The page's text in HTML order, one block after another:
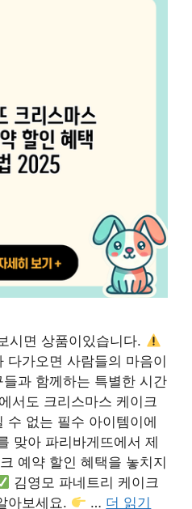
시면 상품이있습니다.
다가오면 사람들의 마음이
과 함께하는 특별한 시간
서도 크리스마스 케이크
수 없는 필수 아이템이에
맞아 파리바게뜨에서 제
예약 할인 혜택을 놓치지
김영모 파네트리 케이크
아보세요.
… 더 읽기